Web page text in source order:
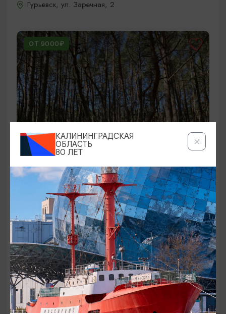
Гурьевск, ул. Заречная, 2
ОТ 9000₽
ЭКСКУРСИИ УЧРЕЖДЕНИЙ КУЛЬТУРЫ
Аудиоспектакль «Истории Куршской
косы»
01.02.2026 - 31.12.2026, 13:00
Куршская коса
ОТ 2500₽
КАЛИНИНГРАДСКАЯ
ОБЛАСТЬ
80 ЛЕТ